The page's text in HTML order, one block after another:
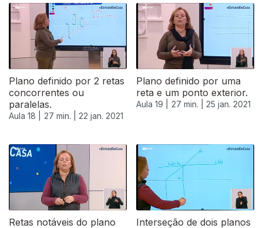
Plano definido por 2 retas
concorrentes ou
paralelas.
Aula 18 | 27 min. | 22 jan. 2021
Plano definido por uma
reta e um ponto exterior.
Aula 19 | 27 min. | 25 jan. 2021
Retas notáveis do plano
Interseção de dois planos